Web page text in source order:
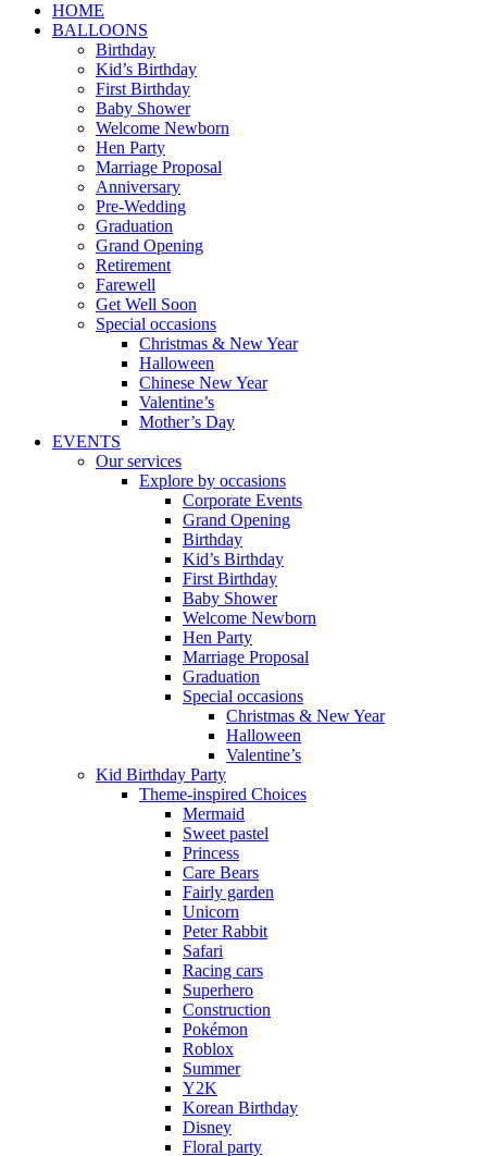
HOME
BALLOONS
Birthday
Kid’s Birthday
First Birthday
Baby Shower
Welcome Newborn
Hen Party
Marriage Proposal
Anniversary
Pre-Wedding
Graduation
Grand Opening
Retirement
Farewell
Get Well Soon
Special occasions
Christmas & New Year
Halloween
Chinese New Year
Valentine’s
Mother’s Day
EVENTS
Our services
Explore by occasions
Corporate Events
Grand Opening
Birthday
Kid’s Birthday
First Birthday
Baby Shower
Welcome Newborn
Hen Party
Marriage Proposal
Graduation
Special occasions
Christmas & New Year
Halloween
Valentine’s
Kid Birthday Party
Theme-inspired Choices
Mermaid
Sweet pastel
Princess
Care Bears
Fairly garden
Unicorn
Peter Rabbit
Safari
Racing cars
Superhero
Construction
Pokémon
Roblox
Summer
Y2K
Korean Birthday
Disney
Floral party